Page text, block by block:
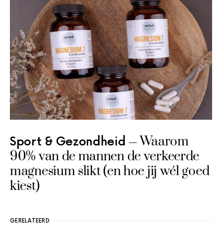
Sport & Gezondheid
Waarom
90% van de mannen de verkeerde
magnesium slikt (en hoe jij wél goed
kiest)
GERELATEERD